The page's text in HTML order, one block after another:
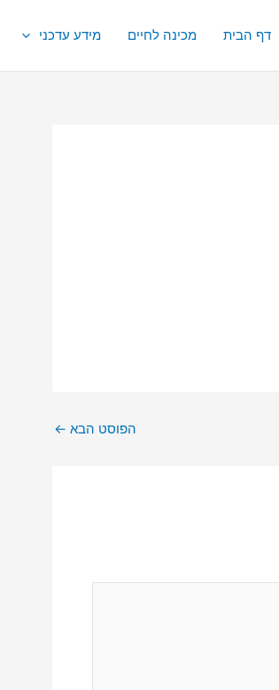
דף הבית מכינה לחיים מידע עדכני
הפוסט הבא ←